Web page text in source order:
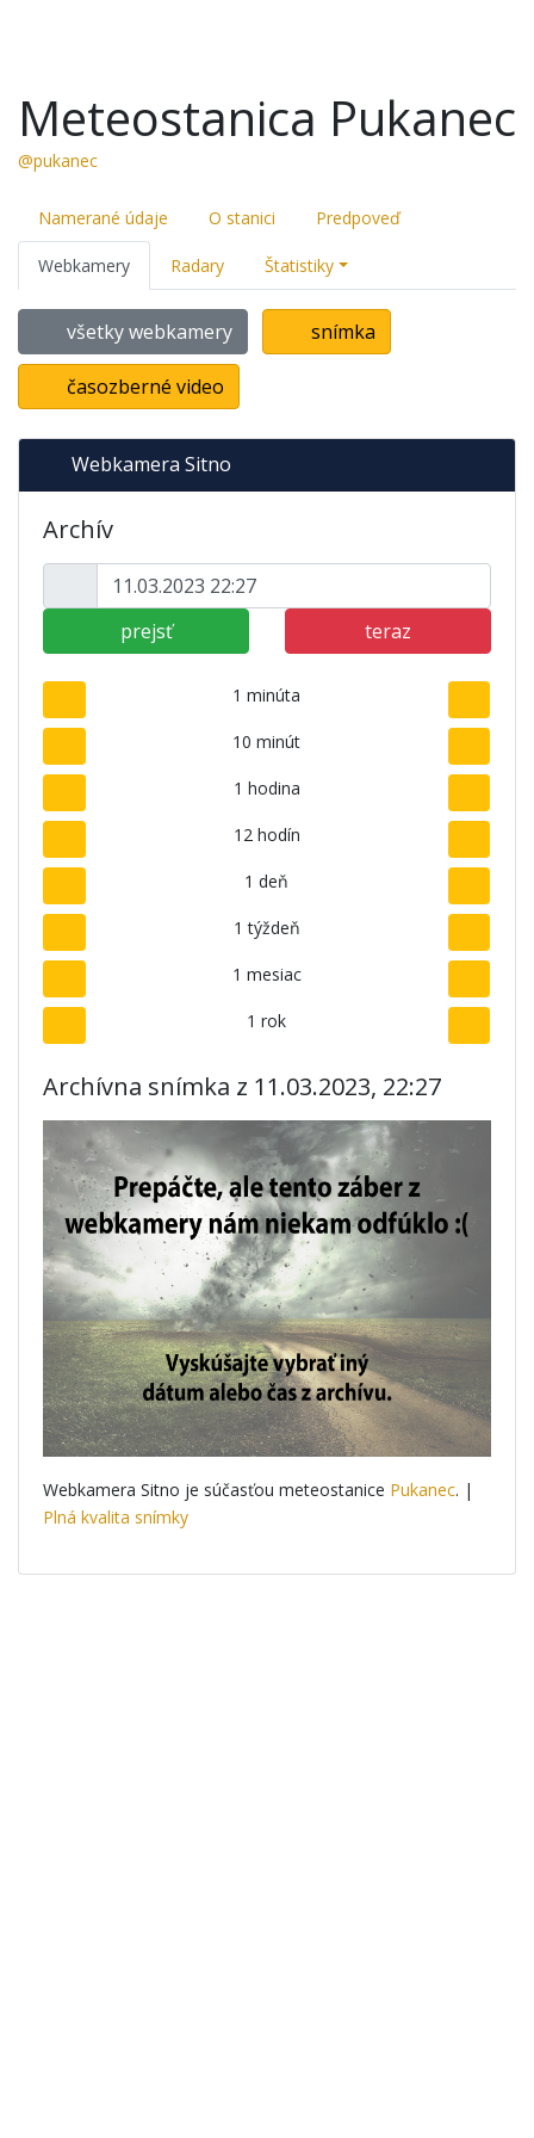
Meteostanica Pukanec
@pukanec
Namerané údaje O stanici Predpoveď
Webkamery Radary Štatistiky
všetky webkamery snímka
časozberné video
Webkamera Sitno
Archív
prejsť teraz
1 minúta
10 minút
1 hodina
12 hodín
1 deň
1 týždeň
1 mesiac
1 rok
Archívna snímka z 11.03.2023, 22:27
Webkamera Sitno je súčasťou meteostanice Pukanec. |
Plná kvalita snímky